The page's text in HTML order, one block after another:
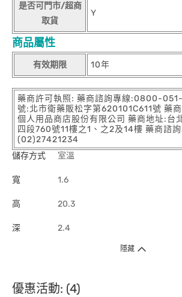
是否可門市/超商
取貨
Y
商品屬性
有效期限 10年
藥商許可執照: 藥商諮詢專線:0800-
號:北市衛藥販松字第620101C611號 藥
個人用品商店股份有限公司 藥商地址:台
四段760號11樓之1、之2及14樓 藥商諮
(02)27421234
儲存方式
室溫
寬 1.6
高 20.3
深 2.4
隱藏
優惠活動: (4)